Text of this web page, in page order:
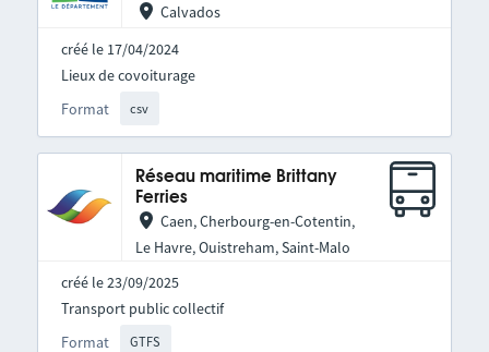
Calvados
créé le 17/04/2024
Format csv
Lieux de covoiturage
Réseau maritime Brittany
Ferries
Caen, Cherbourg-en-Cotentin,
Le Havre, Ouistreham, Saint-Malo
créé le 23/09/2025
Format GTFS
Transport public collectif